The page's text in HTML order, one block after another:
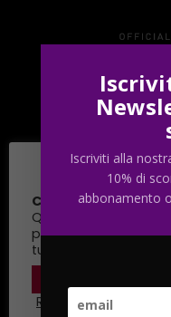
Contatti
Cookie Policy &
Cookie & Privacy
Questo sito utilizza
per migliorare la tua
tuo consenso
Rifiuta tutto
Iscriviti alla
10% di
abbonamento